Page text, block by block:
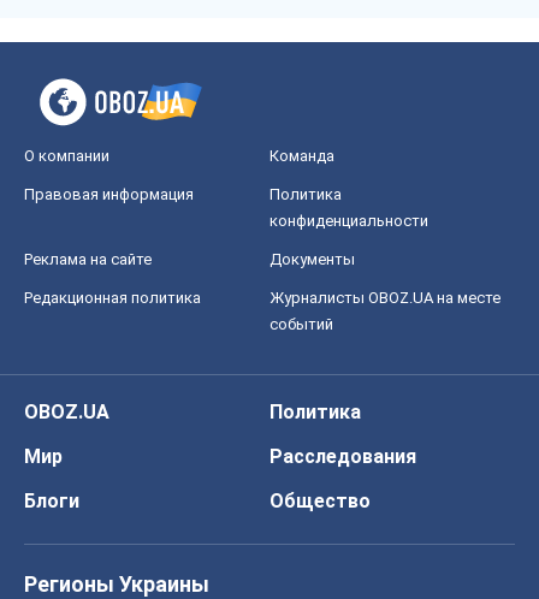
О компании Команда
Правовая информация
Политика
конфиденциальности
Реклама на сайте Документы
Редакционная политика
Журналисты OBOZ.UA на месте
событий
OBOZ.UA
Политика
Мир
Расследования
Блоги
Общество
Регионы Украины